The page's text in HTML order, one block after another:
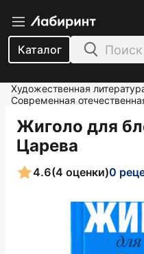
Каталог
Художественная
Современная
Жиголо для
Царева
4.6(4 оценки)0